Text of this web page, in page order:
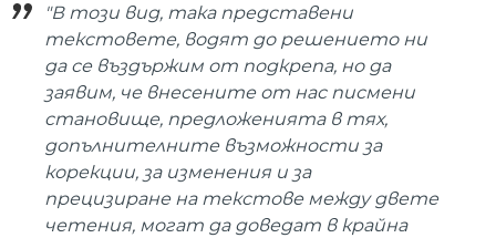
"В този вид, така представени
текстовете, водят до решението ни
да се въздържим от подкрепа, но да
заявим, че внесените от нас писмени
становище, предложенията в тях,
допълнителните възможности за
корекции, за изменения и за
прецизиране на текстове между двете
четения, могат да доведат в крайна